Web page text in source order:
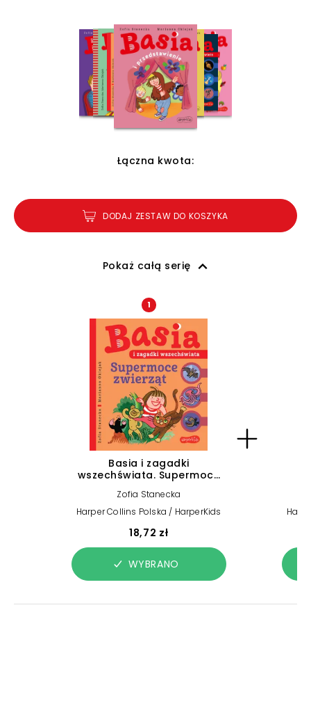
Łączna kwota:
DODAJ ZESTAW DO KOSZYKA
Pokaż całą serię
1
Basia i zagadki
wszechświata. Supermoce
Zofia Stanecka
Harper Collins Polska / HarperKids
18,72 zł
WYBRANO